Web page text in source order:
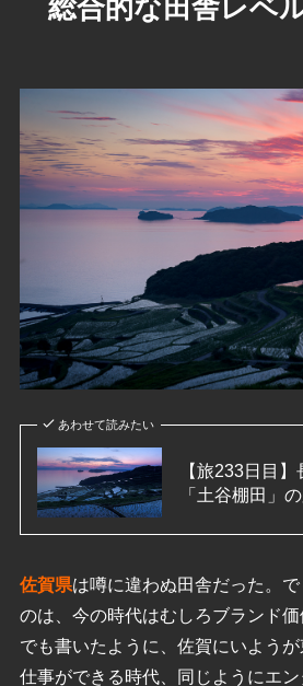
総合的な田舎レベ
あわせて読みたい
【旅233日目
「土谷棚田」
佐賀県は噂に違わぬ田舎だった。
のは、今の時代はむしろブランド
でも書いたように、佐賀にいよう
仕事ができる時代、同じようにエ